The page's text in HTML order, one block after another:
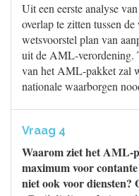
Uit een eerste analyse
overlap te zitten tussen
wetsvoorstel plan van
uit de AML-verordening.
van het AML-pakket zal
nationale waarborgen
Vraag 4
Waarom ziet het AML-
maximum voor
niet ook voor